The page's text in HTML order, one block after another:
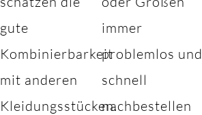
gute
Kombinierbarkeit
mit anderen
Kleidungsstücken.
immer
problemlos und
schnell
nachbestellen